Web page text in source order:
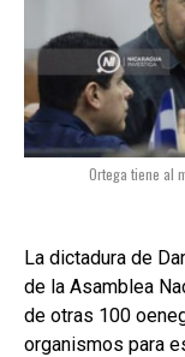
Ortega tiene al
La dictadura de
de la Asamblea
de otras 100
organismos para